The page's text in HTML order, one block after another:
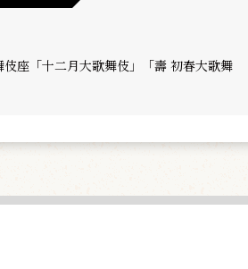
座「十二月大歌舞伎」「壽 初春大歌舞